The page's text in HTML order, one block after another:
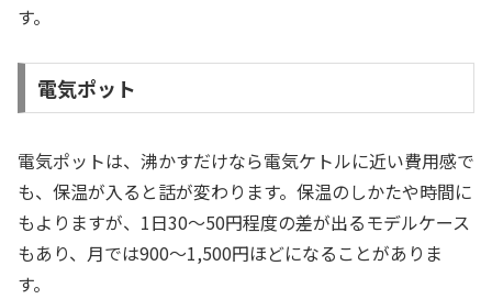
す。
電気ポット
電気ポットは、沸かすだけなら電気ケトルに近い費用感で
も、保温が入ると話が変わります。保温のしかたや時間に
もよりますが、1日30〜50円程度の差が出るモデルケース
もあり、月では900〜1,500円ほどになることがありま
す。